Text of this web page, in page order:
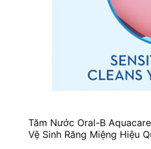
Tăm Nước Oral-B
Vệ Sinh Răng Miệng Hiệu